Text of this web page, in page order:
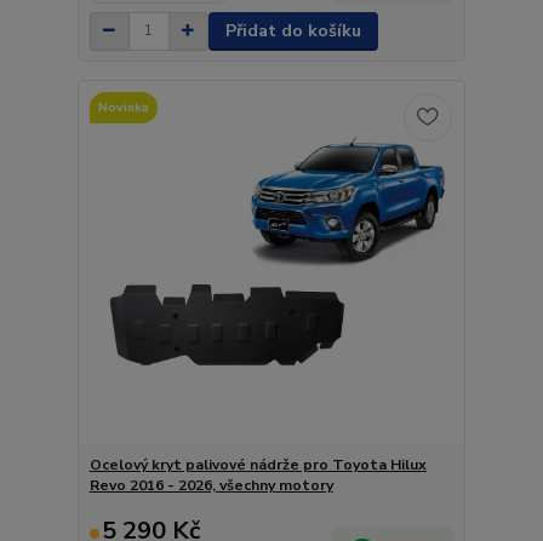
Přidat do košíku
Novinka
Ocelový kryt palivové nádrže pro Toyota Hilux
Revo 2016 - 2026, všechny motory
5 290 Kč